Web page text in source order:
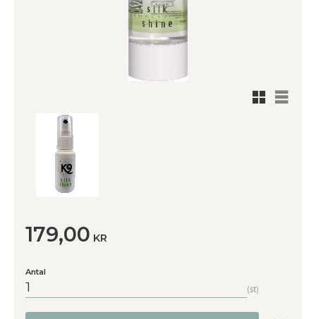
Rutnätsvy
Listvy
179,00 KR
Antal
st